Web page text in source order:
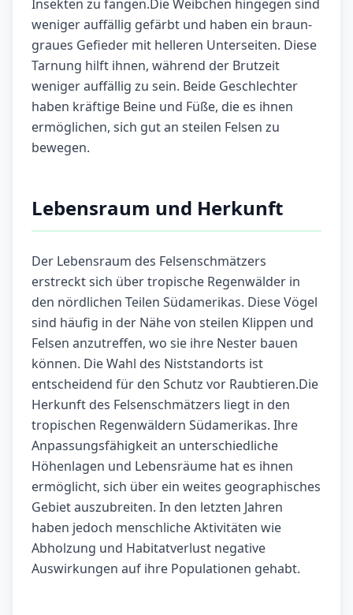
Insekten zu fangen.Die Weibchen hingegen sind
weniger auffällig gefärbt und haben ein braun-
graues Gefieder mit helleren Unterseiten. Diese
Tarnung hilft ihnen, während der Brutzeit
weniger auffällig zu sein. Beide Geschlechter
haben kräftige Beine und Füße, die es ihnen
ermöglichen, sich gut an steilen Felsen zu
bewegen.
Lebensraum und Herkunft
Der Lebensraum des Felsenschmätzers
erstreckt sich über tropische Regenwälder in
den nördlichen Teilen Südamerikas. Diese Vögel
sind häufig in der Nähe von steilen Klippen und
Felsen anzutreffen, wo sie ihre Nester bauen
können. Die Wahl des Niststandorts ist
entscheidend für den Schutz vor Raubtieren.Die
Herkunft des Felsenschmätzers liegt in den
tropischen Regenwäldern Südamerikas. Ihre
Anpassungsfähigkeit an unterschiedliche
Höhenlagen und Lebensräume hat es ihnen
ermöglicht, sich über ein weites geographisches
Gebiet auszubreiten. In den letzten Jahren
haben jedoch menschliche Aktivitäten wie
Abholzung und Habitatverlust negative
Auswirkungen auf ihre Populationen gehabt.